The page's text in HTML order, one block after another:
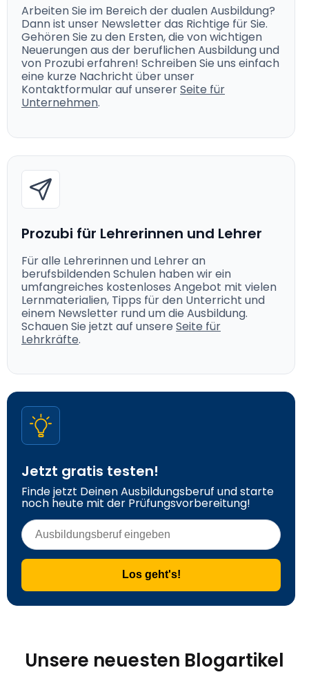
Arbeiten Sie im Bereich der dualen Ausbildung?
Dann ist unser Newsletter das Richtige für Sie.
Gehören Sie zu den Ersten, die von wichtigen
Neuerungen aus der beruflichen Ausbildung und
von Prozubi erfahren! Schreiben Sie uns einfach
eine kurze Nachricht über unser
Kontaktformular auf unsererSeite für
Unternehmen.
Prozubi für Lehrerinnen und Lehrer
Für alle Lehrerinnen und Lehrer an
berufsbildenden Schulen haben wir ein
umfangreiches kostenloses Angebot mit vielen
Lernmaterialien, Tipps für den Unterricht und
einem Newsletter rund um die Ausbildung.
Schauen Sie jetzt auf unsere Seite für
Lehrkräfte.
Jetzt gratis testen!
Finde jetzt Deinen Ausbildungsberuf und starte
noch heute mit der Prüfungsvorbereitung!
Los geht's!
Unsere neuesten Blogartikel